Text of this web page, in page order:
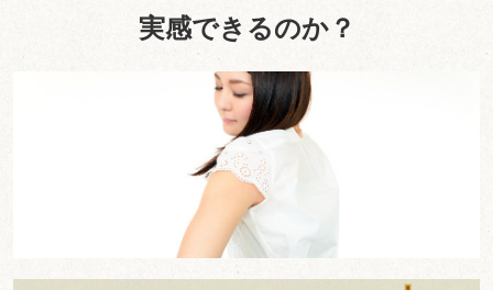
実感できるのか？